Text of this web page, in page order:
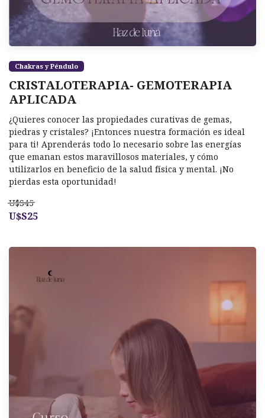
Chakras y Péndulo
CRISTALOTERAPIA- GEMOTERAPIA
APLICADA
¿Quieres conocer las propiedades curativas de gemas,
piedras y cristales? ¡Entonces nuestra formación es ideal
para ti! Aprenderás todo lo necesario sobre las energías
que emanan estos maravillosos materiales, y cómo
utilizarlos en beneficio de la salud física y mental. ¡No
pierdas esta oportunidad!
U$S45
U$S25